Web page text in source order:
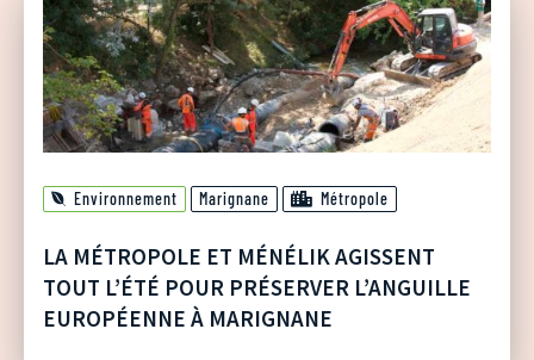
Environnement Marignane Métropole
LA MÉTROPOLE ET MÉNÉLIK AGISSENT
TOUT L’ÉTÉ POUR PRÉSERVER L’ANGUILLE
EUROPÉENNE À MARIGNANE